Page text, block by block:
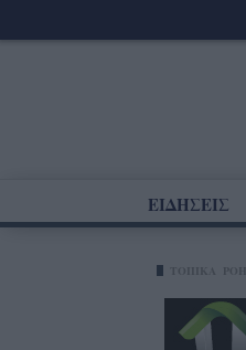
ΕΙΔΗΣΕΙΣ